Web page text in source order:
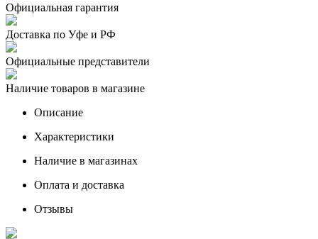
Официальная гарантия
Доставка по Уфе и РФ
Официальные представители
Наличие товаров в магазине
Описание
Характеристики
Наличие в магазинах
Оплата и доставка
Отзывы